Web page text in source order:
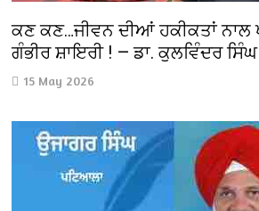
ਕਣ ਕਣ…ਜੀਵਨ ਦੀਆਂ ਹਕੀਕਤਾਂ ਨਾਲ
ਗੰਭੀਰ ਸ਼ਾਇਰੀ ! — ਡਾ. ਕੁਲਵਿੰਦਰ
15 May 2026